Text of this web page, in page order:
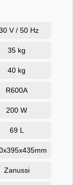
V / 50 Hz
35 kg
40 kg
R600A
200 W
69 L
Zanussi